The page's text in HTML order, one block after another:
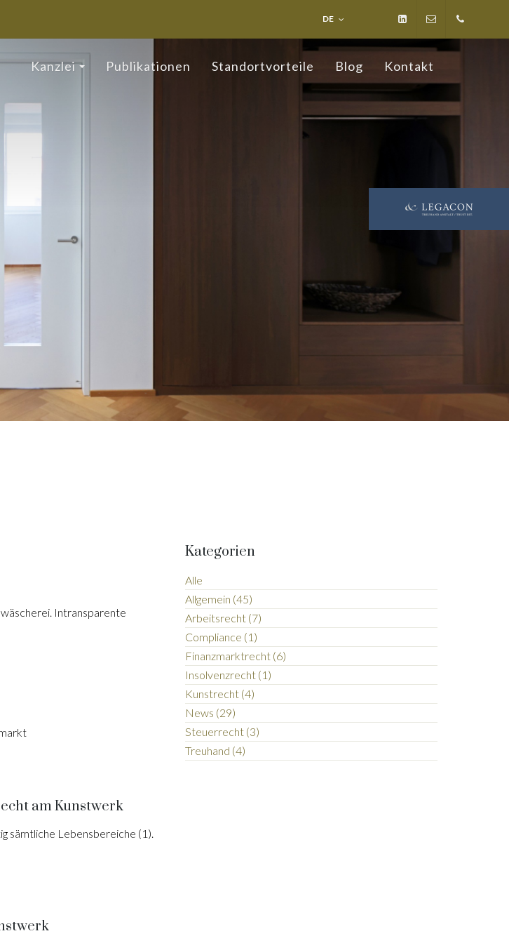
DE
Kanzlei Publikationen Standortvorteile Blog Kontakt
Intransparente
am Kunstwerk
sämtliche Lebensbereiche (1).
Kategorien
Alle
Allgemein (45)
Arbeitsrecht (7)
Compliance (1)
Finanzmarktrecht (6)
Insolvenzrecht (1)
Kunstrecht (4)
News (29)
Steuerrecht (3)
Treuhand (4)